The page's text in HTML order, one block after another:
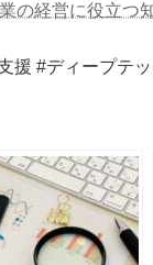
の経営に役立つ
援 #ディープテ